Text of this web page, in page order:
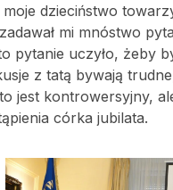
dzieciństwo
mi mnóstwo
pytanie uczyło, żeby
z tatą bywają
jest kontrowersyjny,
córka jubilata.